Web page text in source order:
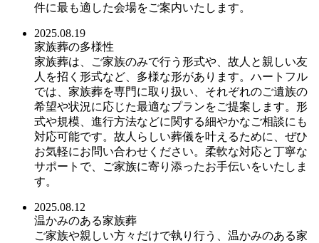
件に最も適した会場をご案内いたします。
2025.08.19
家族葬の多様性
家族葬は、ご家族のみで行う形式や、故人と親しい友
人を招く形式など、多様な形があります。ハートフル
では、家族葬を専門に取り扱い、それぞれのご遺族の
希望や状況に応じた最適なプランをご提案します。形
式や規模、進行方法などに関する細やかなご相談にも
対応可能です。故人らしい葬儀を叶えるために、ぜひ
お気軽にお問い合わせください。柔軟な対応と丁寧な
サポートで、ご家族に寄り添ったお手伝いをいたしま
す。
2025.08.12
温かみのある家族葬
ご家族や親しい方々だけで執り行う、温かみのある家